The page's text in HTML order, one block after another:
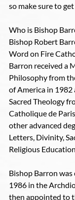
so make sure to
Who is Bishop
Bishop Robert
Word on Fire
Barron received a
Philosophy from
of America in 1982
Sacred Theology
Catholique de
other advanced
Letters, Divinity,
Religious
Bishop Barron
1986 in the
then appointed to